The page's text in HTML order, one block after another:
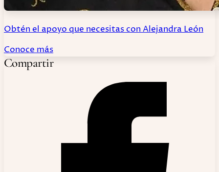
Obtén el apoyo que necesitas con Alejandra León
Conoce más
Compartir